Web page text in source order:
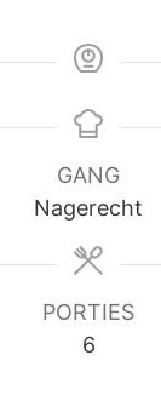
GANG
Nagerecht
PORTIES
6